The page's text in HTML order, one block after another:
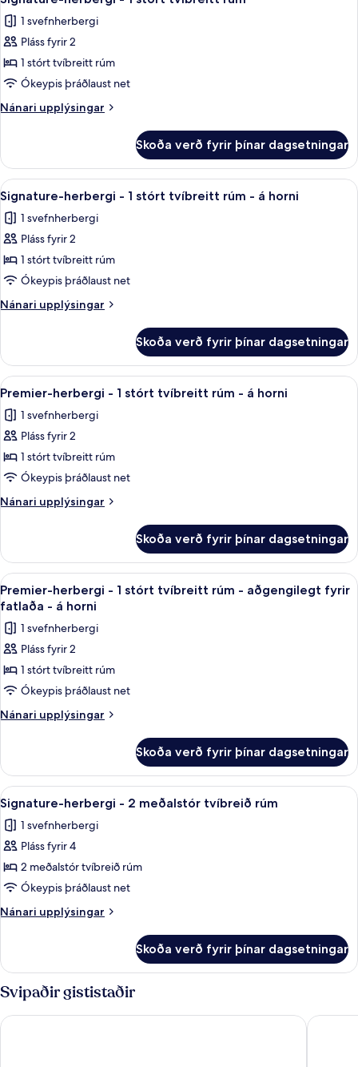
fyrir
fatlaða
meðalstór
tvíbreið
rúm
aðgengilegt
fyrir
allar
myndir
fyrir
Signature-
herbergi
-
1
tvíbreitt
rúm
1 svefnherbergi
Pláss fyrir 2
1 stórt tvíbreitt rúm
Ókeypis þráðlaust net
Nánari upplýsingar
Nánari
herbergi
1
stórt
tvíbreitt
rúm
Skoða verð fyrir þínar dagsetningar
Skoða
allar
myndir
fyrir
Signature-
herbergi
-
1
tvíbreitt
rúm
-
á
horni
Signature-herbergi - 1 stórt tvíbreitt
8
Signature-herbergi - 1 stórt tvíbreitt rúm - á horni
1 svefnherbergi
Pláss fyrir 2
1 stórt tvíbreitt rúm
Ókeypis þráðlaust net
Nánari upplýsingar
Nánari
herbergi
1
tvíbreitt
rúm
á
horni
Skoða verð fyrir þínar dagsetningar
Skoða
allar
myndir
fyrir
Premier-
herbergi
-
1
tvíbreitt
rúm
-
á
horni
Premier-herbergi - 1 stórt tvíbreitt
12
Premier-herbergi - 1 stórt tvíbreitt rúm - á horni
1 svefnherbergi
Pláss fyrir 2
1 stórt tvíbreitt rúm
Ókeypis þráðlaust net
Nánari upplýsingar
Nánari
herbergi
1
stórt
rúm
horni
Skoða verð fyrir þínar dagsetningar
Skoða
allar
myndir
fyrir
Premier-
herbergi
-
1
rúm
aðgengilegt
fyrir
fatlaða
-
á
horni
1 svefnherbergi, rúmföt af bestu
4
Premier-herbergi - 1 stórt tvíbreitt rúm - aðgengilegt fyrir
fatlaða - á horni
1 svefnherbergi
Pláss fyrir 2
1 stórt tvíbreitt rúm
Ókeypis þráðlaust net
Nánari upplýsingar
Nánari
herbergi
1
stórt
tvíbreitt
rúm
aðgengilegt
fyrir
-
Skoða verð fyrir þínar dagsetningar
Skoða
allar
myndir
fyrir
Signature-
herbergi
-
2
tvíbreið
rúm
Signature-herbergi - 2 meðalstór
6
Signature-herbergi - 2 meðalstór tvíbreið rúm
1 svefnherbergi
Pláss fyrir 4
2 meðalstór tvíbreið rúm
Ókeypis þráðlaust net
Nánari upplýsingar
Nánari
herbergi
-
2
meðalstór
tvíbreið
Skoða verð fyrir þínar dagsetningar
Svipaðir gististaðir
Crowne Plaza Seattle - Downtown by IHG Hyatt